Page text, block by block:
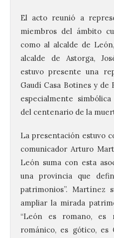
El acto reunió a
miembros del ámbito
como al alcalde de
alcalde de Astorga,
estuvo presente una
Gaudí Casa Botines y de
especialmente
del centenario de la
La presentación estuvo
comunicador Arturo
León suma con esta
una provincia que
patrimonios”. Martínez
ampliar la mirada
“León es romano, es
románico, es gótico, es